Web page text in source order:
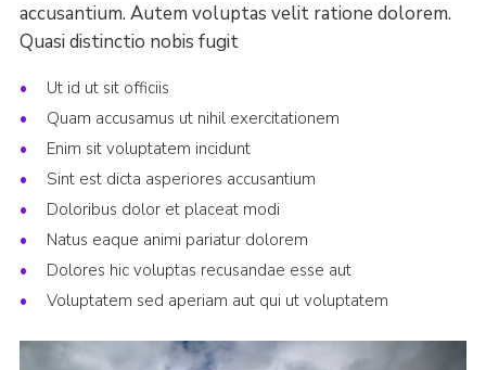
accusantium. Autem voluptas velit ratione dolorem.
Quasi distinctio nobis fugit
Ut id ut sit officiis
Quam accusamus ut nihil exercitationem
Enim sit voluptatem incidunt
Sint est dicta asperiores accusantium
Doloribus dolor et placeat modi
Natus eaque animi pariatur dolorem
Dolores hic voluptas recusandae esse aut
Voluptatem sed aperiam aut qui ut voluptatem